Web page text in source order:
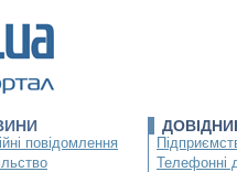
повідомлення
Телефонні